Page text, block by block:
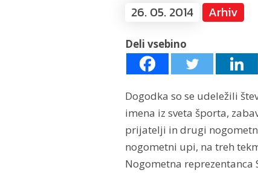
26. 05. 2014 Arhiv
Deli vsebino
Dogodka so se udeležili
imena iz sveta športa,
prijatelji in drugi
nogometni upi, na treh
Nogometna reprezentanca